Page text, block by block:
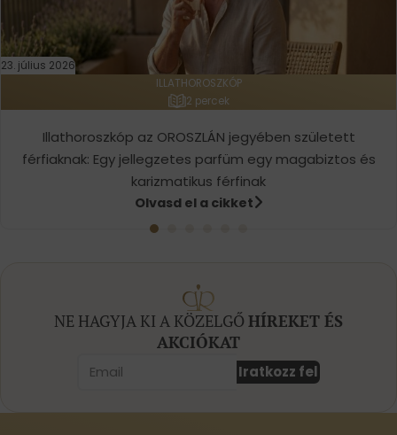
23. július 2026
ILLATHOROSZKÓP
2 percek
Illathoroszkóp az OROSZLÁN jegyében született
férfiaknak: Egy jellegzetes parfüm egy magabiztos és
karizmatikus férfinak
Olvasd el a cikket
NE HAGYJA KI A KÖZELGŐ HÍREKET ÉS
AKCIÓKAT
Iratkozz fel